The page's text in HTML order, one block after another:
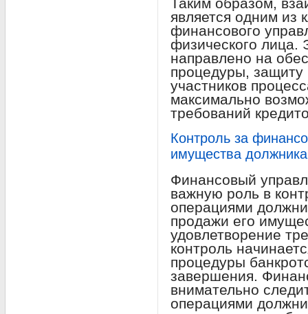
является одним из
финансового
физического лица.
направлено на
процедуры, защиту
участников
максимально
требований
Контроль за
имущества должника
Финансовый
важную роль в
операциями
продажи его
удовлетворение
контроль
процедуры
завершения.
внимательно
операциями